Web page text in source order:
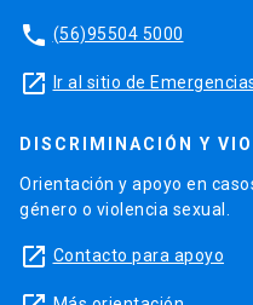
phone (56)95504 5000
launch Ir al sitio de
DISCRIMINACIÓN Y
Orientación y apoyo en
género o violencia sexual.
launch Contacto para apoyo